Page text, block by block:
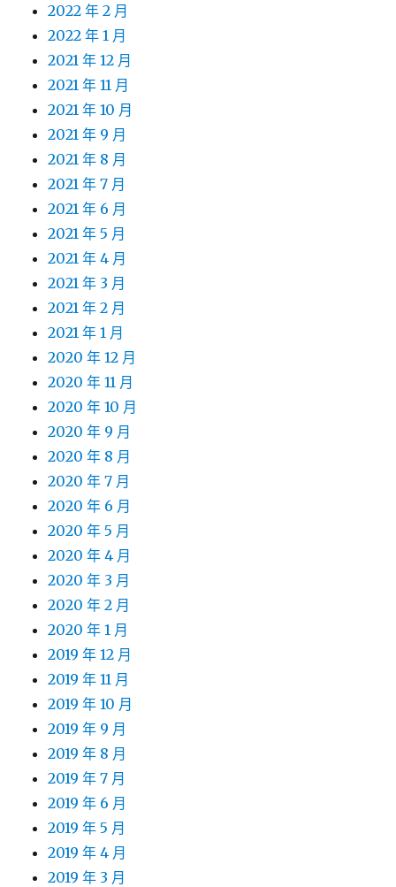
2022 年 2 月
2022 年 1 月
2021 年 12 月
2021 年 11 月
2021 年 10 月
2021 年 9 月
2021 年 8 月
2021 年 7 月
2021 年 6 月
2021 年 5 月
2021 年 4 月
2021 年 3 月
2021 年 2 月
2021 年 1 月
2020 年 12 月
2020 年 11 月
2020 年 10 月
2020 年 9 月
2020 年 8 月
2020 年 7 月
2020 年 6 月
2020 年 5 月
2020 年 4 月
2020 年 3 月
2020 年 2 月
2020 年 1 月
2019 年 12 月
2019 年 11 月
2019 年 10 月
2019 年 9 月
2019 年 8 月
2019 年 7 月
2019 年 6 月
2019 年 5 月
2019 年 4 月
2019 年 3 月